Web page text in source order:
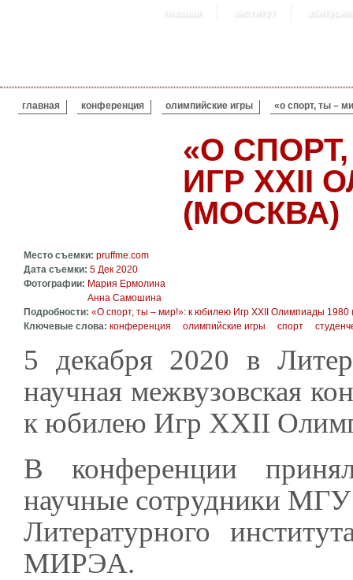
главная институт
ВЫ ЗДЕСЬ
главная конференция олимпийские игры «о спорт, ты –
«О
ИГР XXII
(МОСКВА)
Место съемки: pruffme.com
Дата съемки: 5 Дек 2020
Фотографии: Мария Ермолина
Анна Самошина
Подробности: «О спорт, ты – мир!»: к юбилею Игр XXII Олимпиады 1980
Ключевые слова: конференция олимпийские игры спорт
5 декабря 2020 в
научная межвузовская
к юбилею Игр XXII
В конференции
научные сотрудники
Литературного
МИРЭА.